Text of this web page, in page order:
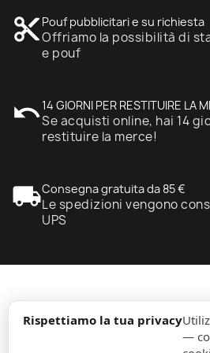
Rispettiamo la tua privacy
—
content_cut Pouf pubblicitari e su richiesta
Offriamo la possibilità di
e pouf
undo14 GIORNI PER RESTITUIRE LA
Se acquisti online, hai 14
restituire la merce!
local_shippingConsegna gratuita da 85 €
Le spedizioni vengono
UPS